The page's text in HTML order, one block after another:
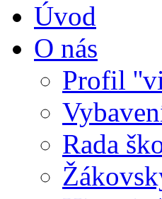
Úvod
O nás
Profil
Rada